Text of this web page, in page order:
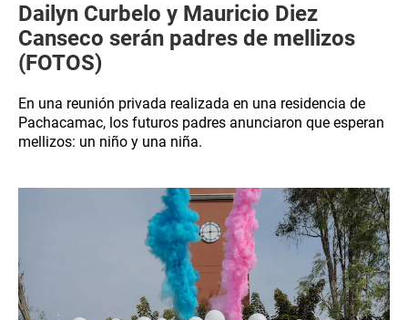
Dailyn Curbelo y Mauricio Diez
Canseco serán padres de mellizos
(FOTOS)
En una reunión privada realizada en una residencia de
Pachacamac, los futuros padres anunciaron que esperan
mellizos: un niño y una niña.